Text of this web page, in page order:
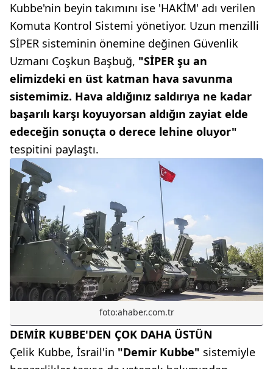
Kubbe'nin beyin takımını ise 'HAKİM' adı verilen
Komuta Kontrol Sistemi yönetiyor. Uzun menzilli
SİPER sisteminin önemine değinen Güvenlik
Uzmanı Coşkun Başbuğ, "SİPER şu an
elimizdeki en üst katman hava savunma
sistemimiz. Hava aldığınız saldırıya ne kadar
başarılı karşı koyuyorsan aldığın zayiat elde
edeceğin sonuçta o derece lehine oluyor"
tespitini paylaştı.
foto:ahaber.com.tr
DEMİR KUBBE'DEN ÇOK DAHA ÜSTÜN
Çelik Kubbe, İsrail'in "Demir Kubbe" sistemiyle